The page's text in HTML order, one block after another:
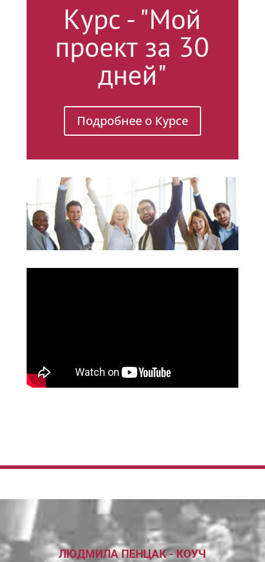
Курс - "Мой
проект за 30
дней"
Подробнее о Курсе
ЛЮДМИЛА ПЕНЦАК - КОУЧ